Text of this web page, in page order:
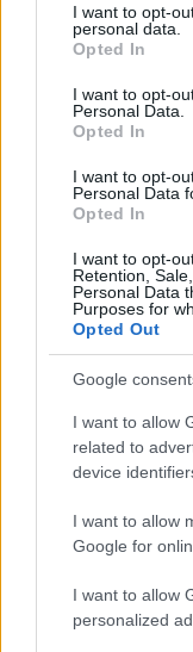
not limited to your
grant or deny
use your data for
consent section.
I want to opt-
personal data.
Opted In
I want to opt-
Personal Data.
Opted In
I want to opt-
Personal Data
Opted In
I want to opt-
Retention,
Personal Data
Purposes for
Opted Out
Google
I want to allow
related to
device
I want to allow
Google for
I want to allow
personalized
How to
16.12.2013
Berenata's
15 μέρες για
16.12.2013
How to
Με αυτό το
δείχνει πιο
Berenata's
Με αυτό το
10.12.2013
Berenata's
Στιλ είναι…